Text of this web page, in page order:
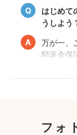
はじめて
うしよう
万が一、
額返金保
フォ